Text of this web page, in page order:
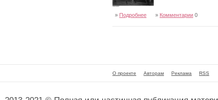
» Подробнее » Комментарии 0
О проекте Авторам Реклама RSS